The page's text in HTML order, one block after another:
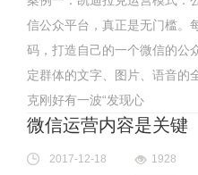
信公众平台，真正是无门槛。
码，打造自己的一个微信的公
定群体的文字、图片、语音的
克刚好有一波“发现心
微信运营内容是关键
2017-12-18 1928